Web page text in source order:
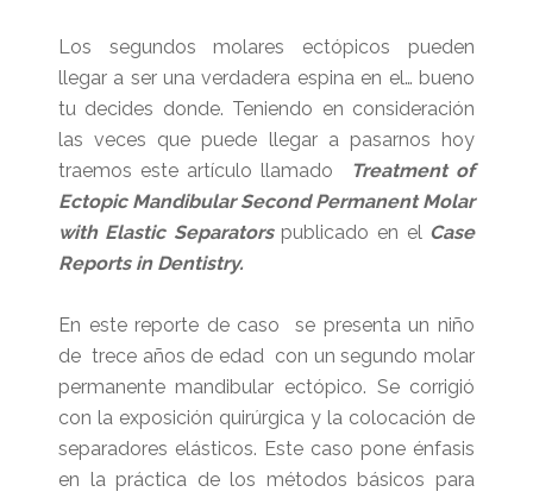
Los segundos molares ectópicos pueden
llegar a ser una verdadera espina en el… bueno
tu decides donde. Teniendo en consideración
las veces que puede llegar a pasarnos hoy
traemos este artículo llamado
Treatment of
Ectopic Mandibular Second Permanent Molar
with Elastic Separatorspublicado en el Case
Reports in Dentistry.
En este reporte de caso se presenta un niño
de trece años de edad con un segundo molar
permanente mandibular ectópico. Se corrigió
con la exposición quirúrgica y la colocación de
separadores elásticos. Este caso pone énfasis
en la práctica de los métodos básicos para